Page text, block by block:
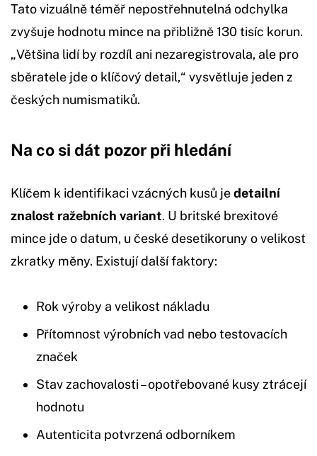
Tato vizuálně téměř nepostřehnutelná odchylka
zvyšuje hodnotu mince na přibližně 130 tisíc korun.
„Většina lidí by rozdíl ani nezaregistrovala, ale pro
sběratele jde o klíčový detail,“ vysvětluje jeden z
českých numismatiků.
Na co si dát pozor při hledání
Klíčem k identifikaci vzácných kusů jedetailní
znalost ražebních variant. U britské brexitové
mince jde o datum, u české desetikoruny o velikost
zkratky měny. Existují další faktory:
Rok výroby a velikost nákladu
Přítomnost výrobních vad nebo testovacích
značek
Stav zachovalosti – opotřebované kusy ztrácejí
hodnotu
Autenticita potvrzená odborníkem